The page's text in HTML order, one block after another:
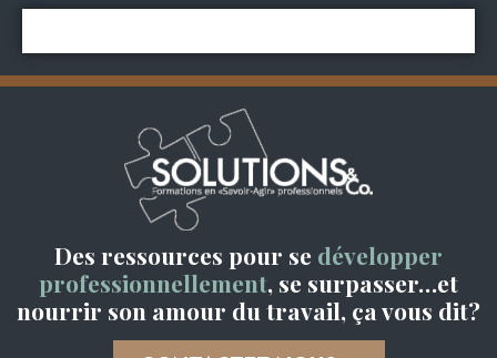
Des ressources pour se développer
professionnellement, se surpasser…et
nourrir son amour du travail, ça vous dit?